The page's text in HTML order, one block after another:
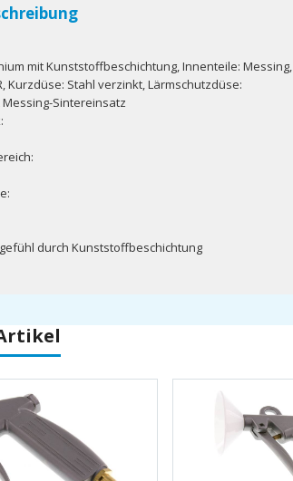
mit Kunststoffbeschichtung, Innenteile: Messing,
Kurzdüse: Stahl verzinkt, Lärmschutzdüse:
Sintereinsatz
durch Kunststoffbeschichtung